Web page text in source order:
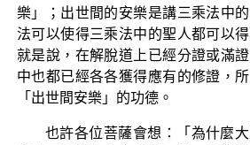
樂」；出世間的安樂是講三乘法中
法可以使得三乘法中的聖人都可以
就是說，在解脫道上已經分證或滿
中也都已經各各獲得應有的修證，
「出世間安樂」的功德。
也許各位菩薩會想：「為什麼